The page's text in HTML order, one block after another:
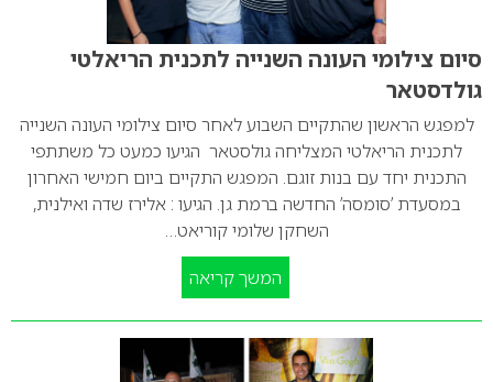
סיום צילומי העונה השנייה לתכנית הריאלטי
גולדסטאר
למפגש הראשון שהתקיים השבוע לאחר סיום צילומי העונה השנייה
לתכנית הריאלטי המצליחה גולסטאר הגיעו כמעט כל משתתפי
התכנית יחד עם בנות זוגם. המפגש התקיים ביום חמישי האחרון
במסעדת ’סומסה’ החדשה ברמת גן. הגיעו : אלירז שדה ואילנית,
השחקן שלומי קוריאט…
המשך קריאה